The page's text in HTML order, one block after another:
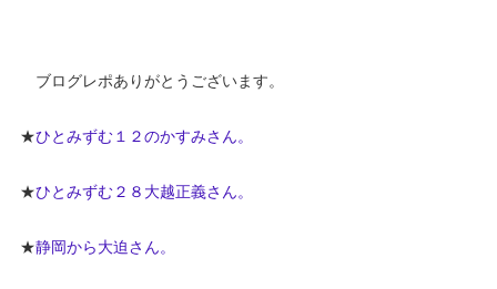
ブログレポありがとうございます。
★ひとみずむ１２のかすみさん。
★ひとみずむ２８大越正義さん。
★静岡から大迫さん。